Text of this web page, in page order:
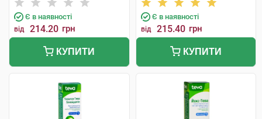
Є в наявності
від 214.20 грн
КУПИТИ
Є в наявності
від 215.40 грн
КУПИТИ